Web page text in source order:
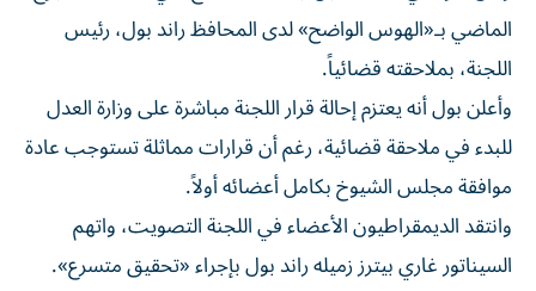
الماضي بـ«الهوس الواضح» لدى المحافظ راند بول، رئيس
اللجنة، بملاحقته قضائياً.
وأعلن بول أنه يعتزم إحالة قرار اللجنة مباشرة على وزارة العدل
للبدء في ملاحقة قضائية، رغم أن قرارات مماثلة تستوجب عادة
موافقة مجلس الشيوخ بكامل أعضائه أولاً.
وانتقد الديمقراطيون الأعضاء في اللجنة التصويت، واتهم
السيناتور غاري بيترز زميله راند بول بإجراء «تحقيق متسرع».